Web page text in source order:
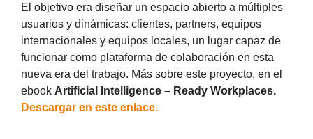
El objetivo era diseñar un espacio abierto a múltiples
usuarios y dinámicas: clientes, partners, equipos
internacionales y equipos locales, un lugar capaz de
funcionar como plataforma de colaboración en esta
nueva era del trabajo. Más sobre este proyecto, en el
ebook Artificial Intelligence – Ready Workplaces.
Descargar en este enlace.